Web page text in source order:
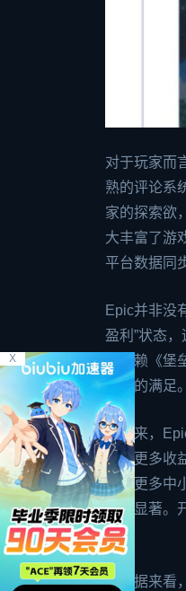
X
对于玩家而
熟的评论系
家的探索欲
大丰富了游
平台数据同
Epic并非没
盈利”状态
全依赖《堡
需求的满足。
多年来，
获得更多收
吸引更多中
影响显著。
环。
从数据来看